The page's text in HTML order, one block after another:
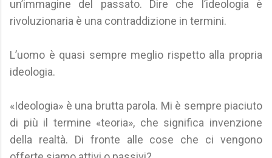
un’immagine del passato. Dire che l’ideologia è
rivoluzionaria è una contraddizione in termini.
L’uomo è quasi sempre meglio rispetto alla propria
ideologia.
«Ideologia» è una brutta parola. Mi è sempre piaciuto
di più il termine «teoria», che significa invenzione
della realtà. Di fronte alle cose che ci vengono